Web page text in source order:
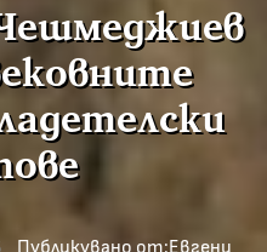
Публикувано от:Евгени